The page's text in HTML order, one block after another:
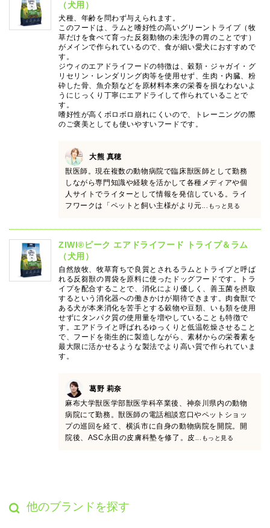
（犬用）
犬種、年齢を問わず与えられます。
このフードは、ラムと嗜好性の高いグリーントライプ（牧
草だけを食べて育った反芻動物の未洗浄の胃のことです）
がメインで作られているので、食が細い愛犬におすすめで
す。
ジウィのエアドライフードの特徴は、穀類・ジャガイ・グ
リセリン・レンダリング肉等を使用せず、生肉・内臓、粉
砕した骨、魚介類などを原材料本来の栄養を損なわないよ
うにじっくり丁寧にエアドライして作られていることで
す。
嗜好性が高くボロボロ崩れにくいので、トレーニングの際
のご褒美としても使いやすいフードです。
大熊 真穂
獣医師。現在複数の動物病院で臨床獣医師として勤務
しながら専門知識や経験を活かして各種メディアや個
人サイトでライターとして情報を発信している。ライ
フワークは「ペットと飼い主様がより元...もっと見る
ZIWI®ピーク エアドライフード トライプ＆ラム
（犬用）
自然放牧、牧草育ちで良質とされるラムとトライプと呼ば
れる反芻獣の胃袋を原料に使ったドッグフードです。トラ
イプを配合することで、消化により優しく、善玉菌を摂取
するという消化器への働きかけが期待できます。肉食獣で
ある犬が本来消化を苦手とする穀物や豆類、いも類を使用
せずにタンパク質の使用量を増やしていることも特徴で
す。エアドライと呼ばれるゆっくりと低温乾燥させること
で、フードを衛生的に製造しながら、素材からの栄養素を
最大限に活かせるような製法でより高い質で作られていま
す。
葛野 莉奈
麻布大学獣医学部獣医学科卒業後、神奈川県内の動物
病院にて勤務。獣医師の電話相談窓口やペットショッ
プの巡回を経て、横浜市に自身の動物病院を開院。開
院後、ASC永田の皮膚科塾を修了。皮
...もっと見る
他のブランドを探す